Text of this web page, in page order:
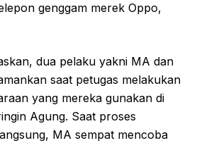
genggam merek Oppo,
dua pelaku yakni MA dan
saat petugas melakukan
yang mereka gunakan di
Agung. Saat proses
MA sempat mencoba